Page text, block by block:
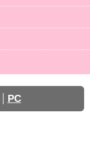
PC